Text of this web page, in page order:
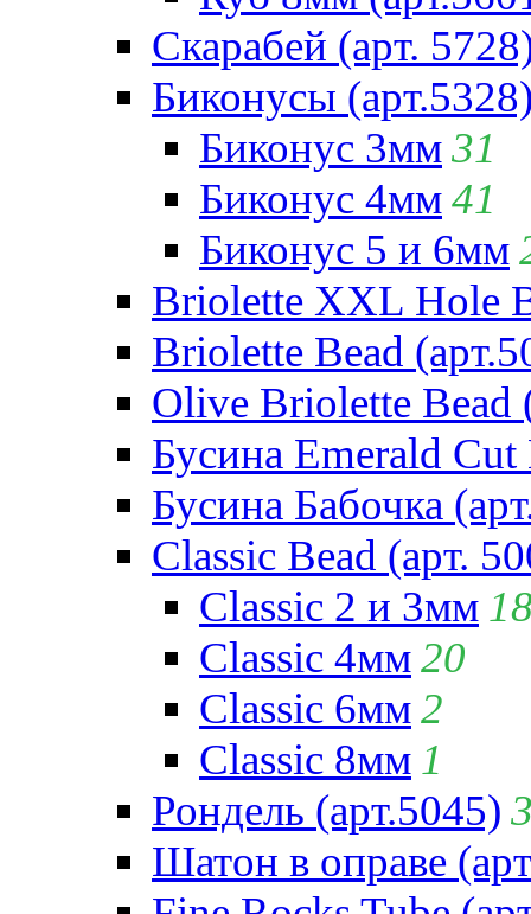
Скарабей (арт.
Биконусы
Биконус 3мм31
Биконус 4мм41
Биконус 5 и 6мм
Briolette XXL Hole
Briolette Bead
Olive Briolette Bead
Бусина Emerald Cut
Бусина Бабочка
Classic Bead (арт.
Classic 2 и 3мм
Classic 4мм20
Classic 6мм2
Classic 8мм 1
Рондель (арт.5045)
Шатон в оправе